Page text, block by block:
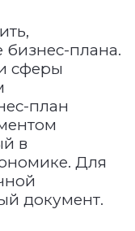
бизнес-плана.
сферы
план
в
Для
документ.